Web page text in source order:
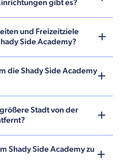
gibt es?
und Freizeitziele
Side Academy?
die Shady Side Academy
Stadt von der
Shady Side Academy zu